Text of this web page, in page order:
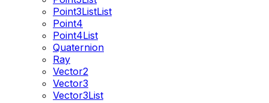
Point3ListList
Point4
Point4List
Quaternion
Ray
Vector2
Vector3
Vector3List